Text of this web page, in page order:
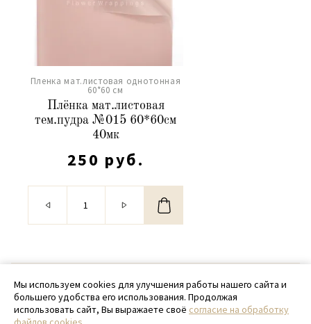
Пленка мат.листовая однотонная
60*60 см
Плёнка мат.листовая
тем.пудра №015 60*60см
40мк
250 руб.
© 2020 - 2026 SamPack
+ 7 (918) 699-97-87
Мы используем cookies для улучшения работы нашего сайта и
большего удобства его использования. Продолжая
использовать сайт, Вы выражаете своё согласие на обработку